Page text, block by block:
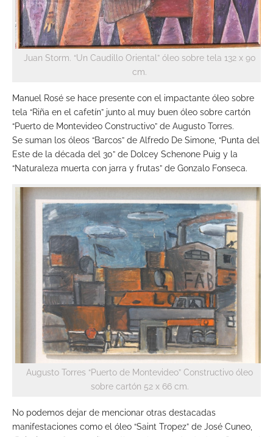
Juan Storm. “Un Caudillo Oriental” óleo sobre tela 132 x 90
cm.
Manuel Rosé se hace presente con el impactante óleo sobre
tela “Riña en el cafetín” junto al muy buen óleo sobre cartón
“Puerto de Montevideo Constructivo” de Augusto Torres.
Se suman los óleos “Barcos” de Alfredo De Simone, “Punta del
Este de la década del 30” de Dolcey Schenone Puig y la
“Naturaleza muerta con jarra y frutas” de Gonzalo Fonseca.
Augusto Torres “Puerto de Montevideo” Constructivo óleo
sobre cartón 52 x 66 cm.
No podemos dejar de mencionar otras destacadas
manifestaciones como el óleo “Saint Tropez” de José Cuneo,